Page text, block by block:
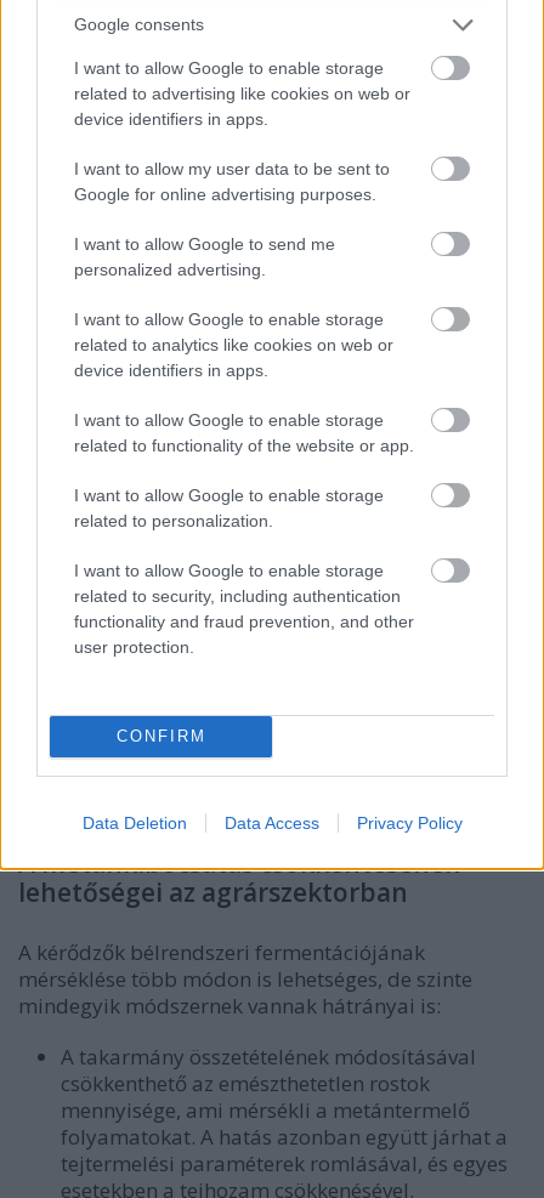
Google consents
I want to allow Google to enable storage
related to advertising like cookies on web or
device identifiers in apps.
I want to allow my user data to be sent to
Google for online advertising purposes.
I want to allow Google to send me
personalized advertising.
I want to allow Google to enable storage
related to analytics like cookies on web or
device identifiers in apps.
I want to allow Google to enable storage
related to functionality of the website or app.
I want to allow Google to enable storage
related to personalization.
I want to allow Google to enable storage
related to security, including authentication
functionality and fraud prevention, and other
user protection.
CONFIRM
Data Deletion Data Access Privacy Policy
segítségével következtet a kibocsátás mértékére.
Előnye, hogy a légkörben valóban jelen lévő
metánkoncentrációt használja, ám nem tud
különbséget tenni a kibocsátás forrásai között,
ágazatból származik a kibocsátás. A kérődzők
kibocsátásának közvetlen mérésére respirációs
egyedszámra alkalmazhatók, vagy istállóban végzett
méréseket. A trágyakezelési kibocsátások mérése
külön légárammal átöblített, zárt rendszerű
mintavételi berendezésekben történik. Az elvégzett
vizsgálatok azt mutatták, hogy a tényleges
kibocsátások a becsültek többszörösei is lehetnek.
A metánkibocsátás csökkentésének
lehetőségei az agrárszektorban
A kérődzők bélrendszeri fermentációjának
mérséklése több módon is lehetséges, de szinte
mindegyik módszernek vannak hátrányai is:
A takarmány összetételének módosításával
csökkenthető az emészthetetlen rostok
mennyisége, ami mérsékli a metántermelő
folyamatokat. A hatás azonban együtt járhat a
tejtermelési paraméterek romlásával, és egyes
esetekben a tejhozam csökkenésével.